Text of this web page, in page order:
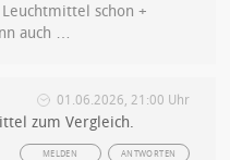
schon +
auch …
01.06.2026, 21:00 Uhr
zum Vergleich.
ANTWORTEN
MELDEN